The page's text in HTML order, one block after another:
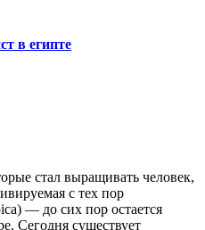
в египте
стал выращивать человек,
с тех пор
— до сих пор остается
Сегодня существует